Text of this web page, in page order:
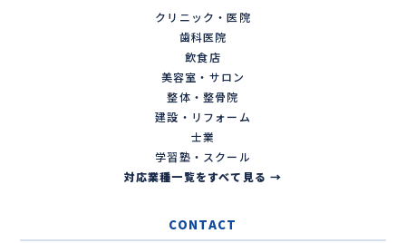
クリニック・医院
歯科医院
飲食店
美容室・サロン
整体・整骨院
建設・リフォーム
士業
学習塾・スクール
対応業種一覧をすべて見る →
CONTACT